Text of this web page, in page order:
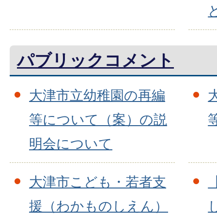
パブリックコメント
大津市立幼稚園の再編
等について（案）の説
明会について
大津市こども・若者支
援（わかものしえん）